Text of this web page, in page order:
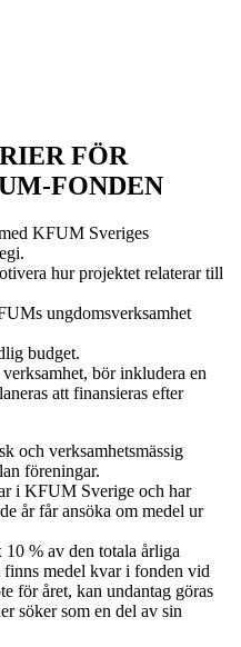
FÖR
FONDEN
KFUM Sveriges
hur projektet relaterar till
ungdomsverksamhet
budget.
bör inkludera en
att finansieras efter
och verksamhetsmässig
föreningar.
i KFUM Sverige och har
år får ansöka om medel ur
% av den totala årliga
medel kvar i fonden vid
för året, kan undantag göras
söker som en del av sin